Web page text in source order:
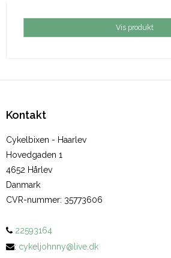
Vis produkt
Kontakt
Cykelbixen - Haarlev
Hovedgaden 1
4652 Hårlev
Danmark
CVR-nummer: 35773606
22593164
: cykeljohnny@live.dk